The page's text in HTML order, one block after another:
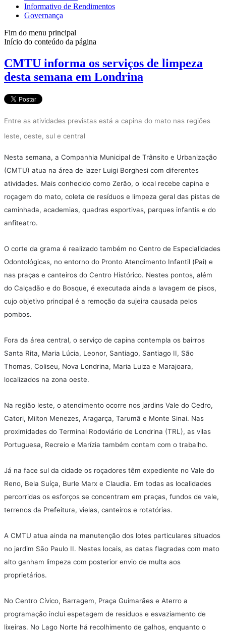
Informativo de Rendimentos
Governança
Fim do menu principal
Início do conteúdo da página
CMTU informa os serviços de limpeza
desta semana em Londrina
Entre as atividades previstas está a capina do mato nas regiões
leste, oeste, sul e central
Nesta semana, a Companhia Municipal de Trânsito e Urbanização
(CMTU) atua na área de lazer Luigi Borghesi com diferentes
atividades. Mais conhecido como Zerão, o local recebe capina e
roçagem do mato, coleta de resíduos e limpeza geral das pistas de
caminhada, academias, quadras esportivas, parques infantis e do
anfiteatro.
O corte da grama é realizado também no Centro de Especialidades
Odontológicas, no entorno do Pronto Atendimento Infantil (Pai) e
nas praças e canteiros do Centro Histórico. Nestes pontos, além
do Calçadão e do Bosque, é executada ainda a lavagem de pisos,
cujo objetivo principal é a remoção da sujeira causada pelos
pombos.
Fora da área central, o serviço de capina contempla os bairros
Santa Rita, Maria Lúcia, Leonor, Santiago, Santiago II, São
Thomas, Coliseu, Nova Londrina, Maria Luiza e Marajoara,
localizados na zona oeste.
Na região leste, o atendimento ocorre nos jardins Vale do Cedro,
Catori, Milton Menezes, Aragarça, Tarumã e Monte Sinai. Nas
proximidades do Terminal Rodoviário de Londrina (TRL), as vilas
Portuguesa, Recreio e Marízia também contam com o trabalho.
Já na face sul da cidade os roçadores têm expediente no Vale do
Reno, Bela Suíça, Burle Marx e Claudia. Em todas as localidades
percorridas os esforços se concentram em praças, fundos de vale,
terrenos da Prefeitura, vielas, canteiros e rotatórias.
A CMTU atua ainda na manutenção dos lotes particulares situados
no jardim São Paulo II. Nestes locais, as datas flagradas com mato
alto ganham limpeza com posterior envio de multa aos
proprietários.
No Centro Cívico, Barragem, Praça Guimarães e Aterro a
programação inclui espetagem de resíduos e esvaziamento de
lixeiras. No Lago Norte há recolhimento de galhos, enquanto o